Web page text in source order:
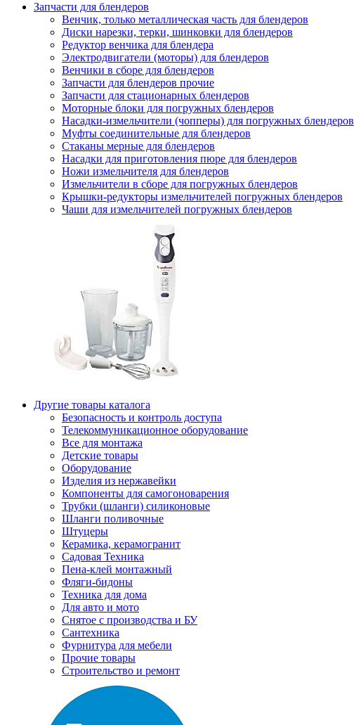
Запчасти для блендеров
Венчик, только металлическая часть для блендеров
Диски нарезки, терки, шинковки для блендеров
Редуктор венчика для блендера
Электродвигатели (моторы) для блендеров
Венчики в сборе для блендеров
Запчасти для блендеров прочие
Запчасти для стационарных блендеров
Моторные блоки для погружных блендеров
Насадки-измельчители (чопперы) для погружных блендеров
Муфты соединительные для блендеров
Стаканы мерные для блендеров
Насадки для приготовления пюре для блендеров
Ножи измельчителя для блендеров
Измельчители в сборе для погружных блендеров
Крышки-редукторы измельчителей погружных блендеров
Чаши для измельчителей погружных блендеров
Другие товары каталога
Безопасность и контроль доступа
Телекоммуникационное оборудование
Все для монтажа
Детские товары
Оборудование
Изделия из нержавейки
Компоненты для самогоноварения
Трубки (шланги) силиконовые
Шланги поливочные
Штуцеры
Керамика, керамогранит
Садовая Техника
Пена-клей монтажный
Фляги-бидоны
Техника для дома
Для авто и мото
Снятое с производства и БУ
Сантехника
Фурнитура для мебели
Прочие товары
Строительство и ремонт